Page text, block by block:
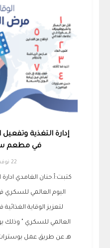
إدارة التغذية
في مطعم
22 نوفمبر 2020
كتبت:أ.حنان الغامدي ادارة
اليوم العالمي
لتعزيز الوقاية
هـ عن طريق عمل بوسترات